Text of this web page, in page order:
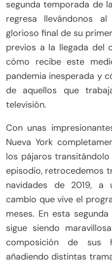
segunda temporada de
regresa llevándonos
glorioso final de su
previos a la llegada del
cómo recibe este
pandemia inesperada y
de aquellos que
televisión.
Con unas
Nueva York
los pájaros
episodio, retrocedemos
navidades de 2019, a
cambio que vive el
meses. En esta
sigue siendo
composición de sus
añadiendo distintas